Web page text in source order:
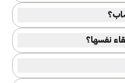
نفسها؟